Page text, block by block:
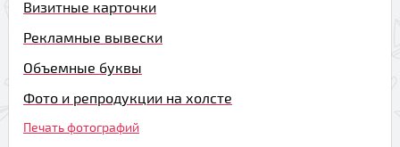
Визитные карточки
Рекламные вывески
Объемные буквы
Фото и репродукции на холсте
Печать фотографий